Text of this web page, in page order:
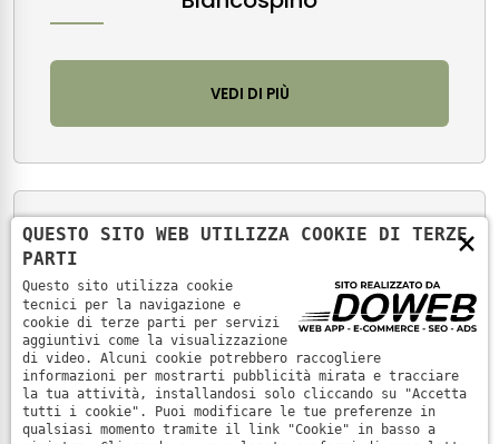
VEDI DI PIÙ
×
QUESTO SITO WEB UTILIZZA COOKIE DI TERZE
PARTI
Questo sito utilizza cookie
tecnici per la navigazione e
cookie di terze parti per servizi
aggiuntivi come la visualizzazione
di video. Alcuni cookie potrebbero raccogliere
informazioni per mostrarti pubblicità mirata e tracciare
la tua attività, installandosi solo cliccando su "Accetta
tutti i cookie". Puoi modificare le tue preferenze in
qualsiasi momento tramite il link "Cookie" in basso a